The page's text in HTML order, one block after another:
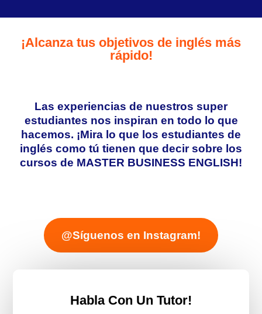
¡Alcanza tus objetivos de inglés más
rápido!
Las experiencias de nuestros super
estudiantes nos inspiran en todo lo que
hacemos. ¡Mira lo que los estudiantes de
inglés como tú tienen que decir sobre los
cursos de MASTER BUSINESS ENGLISH!
@Síguenos en Instagram!
Habla Con Un Tutor!